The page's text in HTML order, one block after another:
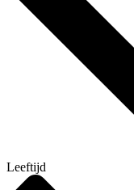
Leeftijd